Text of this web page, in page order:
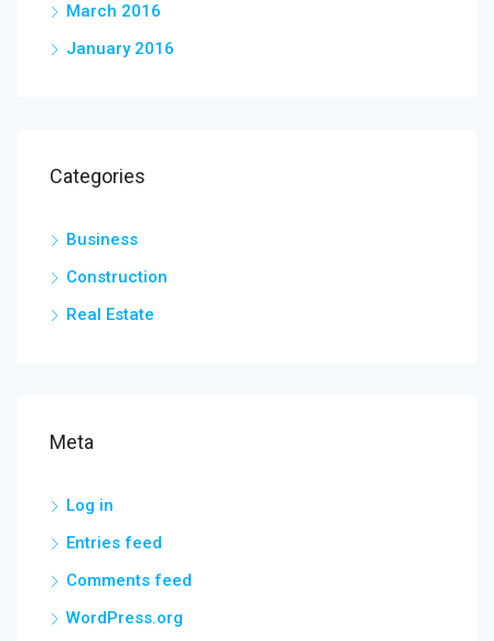
March 2016
January 2016
Categories
Business
Construction
Real Estate
Meta
Log in
Entries feed
Comments feed
WordPress.org